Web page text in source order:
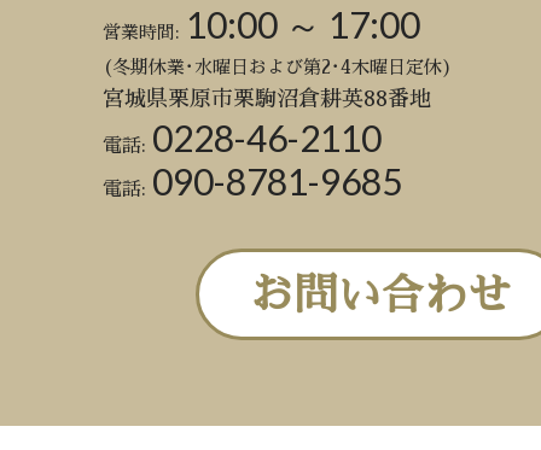
営業時間: 10:00 ～ 17:00
(冬期休業･水曜日および第2･4木曜日定休)
宮城県栗原市栗駒沼倉耕英88番地
電話: 0228-46-2110
電話: 090-8781-9685
お問い合わせ